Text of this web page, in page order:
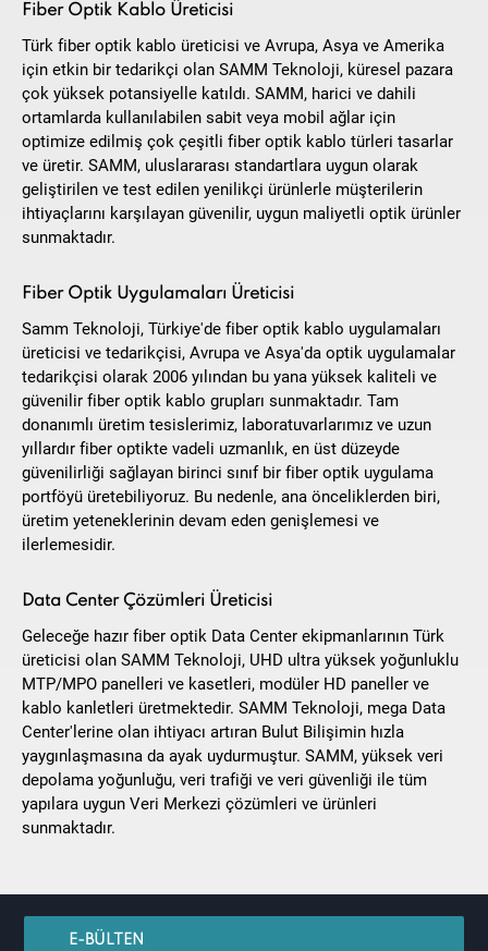
Fiber Optik Kablo Üreticisi
Türk fiber optik kablo üreticisi ve Avrupa, Asya ve Amerika
için etkin bir tedarikçi olan SAMM Teknoloji, küresel pazara
çok yüksek potansiyelle katıldı. SAMM, harici ve dahili
ortamlarda kullanılabilen sabit veya mobil ağlar için
optimize edilmiş çok çeşitli fiber optik kablo türleri tasarlar
ve üretir. SAMM, uluslararası standartlara uygun olarak
geliştirilen ve test edilen yenilikçi ürünlerle müşterilerin
ihtiyaçlarını karşılayan güvenilir, uygun maliyetli optik ürünler
sunmaktadır.
Fiber Optik Uygulamaları Üreticisi
Samm Teknoloji, Türkiye'de fiber optik kablo uygulamaları
üreticisi ve tedarikçisi, Avrupa ve Asya'da optik uygulamalar
tedarikçisi olarak 2006 yılından bu yana yüksek kaliteli ve
güvenilir fiber optik kablo grupları sunmaktadır. Tam
donanımlı üretim tesislerimiz, laboratuvarlarımız ve uzun
yıllardır fiber optikte vadeli uzmanlık, en üst düzeyde
güvenilirliği sağlayan birinci sınıf bir fiber optik uygulama
portföyü üretebiliyoruz. Bu nedenle, ana önceliklerden biri,
üretim yeteneklerinin devam eden genişlemesi ve
ilerlemesidir.
Data Center Çözümleri Üreticisi
Geleceğe hazır fiber optik Data Center ekipmanlarının Türk
üreticisi olan SAMM Teknoloji, UHD ultra yüksek yoğunluklu
MTP/MPO panelleri ve kasetleri, modüler HD paneller ve
kablo kanletleri üretmektedir. SAMM Teknoloji, mega Data
Center'lerine olan ihtiyacı artıran Bulut Bilişimin hızla
yaygınlaşmasına da ayak uydurmuştur. SAMM, yüksek veri
depolama yoğunluğu, veri trafiği ve veri güvenliği ile tüm
yapılara uygun Veri Merkezi çözümleri ve ürünleri
sunmaktadır.
E-BÜLTEN